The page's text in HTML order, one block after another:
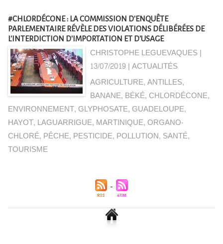
#CHLORDÉCONE : LA COMMISSION D'ENQUÊTE
PARLEMENTAIRE RÉVÈLE DES VIOLATIONS DÉLIBÉRÉES DE
L'INTERDICTION D'IMPORTATION ET D'USAGE
CHRISTOPHE LEGUEVAQUES |
13/07/2019|ACTUALITÉS
AGRICULTURE,ANTILLES,
BANANE, BÉKÉ, CHLORDÉCONE,
ENVIRONNEMENT, GLYPHOSATE, GUADELOUPE,
HAYOT, LAGUARRIGUE, MARTINIQUE,ORGANO-
CHLORÉ, PÊCHE, PESTICIDE, POLLUTION, SANTÉ,
TOURISME